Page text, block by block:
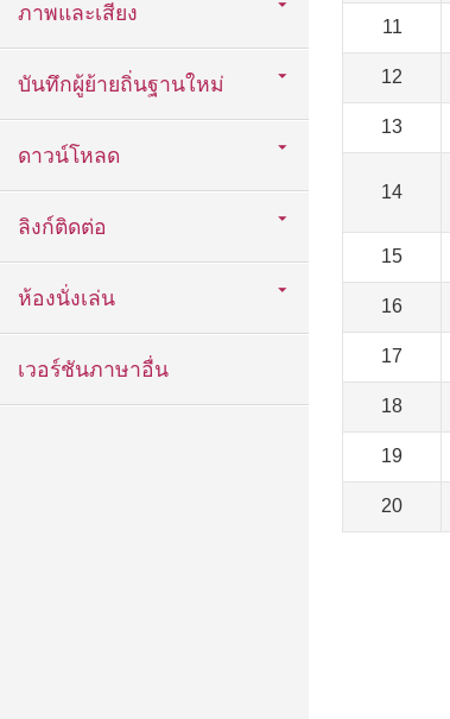
ภาพและเสียง
บันทึกผู้ย้ายถิ่นฐานใหม่
ดาวน์โหลด
ลิงก์ติดต่อ
ห้องนั่งเล่น
เวอร์ชันภาษาอื่น
11
12
13
14
15
16
17
18
19
20